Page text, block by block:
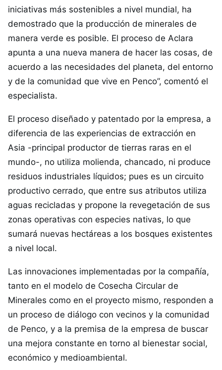
iniciativas más sostenibles a nivel mundial, ha
demostrado que la producción de minerales de
manera verde es posible. El proceso de Aclara
apunta a una nueva manera de hacer las cosas, de
acuerdo a las necesidades del planeta, del entorno
y de la comunidad que vive en Penco”, comentó el
especialista.
El proceso diseñado y patentado por la empresa, a
diferencia de las experiencias de extracción en
Asia -principal productor de tierras raras en el
mundo-, no utiliza molienda, chancado, ni produce
residuos industriales líquidos; pues es un circuito
productivo cerrado, que entre sus atributos utiliza
aguas recicladas y propone la revegetación de sus
zonas operativas con especies nativas, lo que
sumará nuevas hectáreas a los bosques existentes
a nivel local.
Las innovaciones implementadas por la compañía,
tanto en el modelo de Cosecha Circular de
Minerales como en el proyecto mismo, responden a
un proceso de diálogo con vecinos y la comunidad
de Penco, y a la premisa de la empresa de buscar
una mejora constante en torno al bienestar social,
económico y medioambiental.